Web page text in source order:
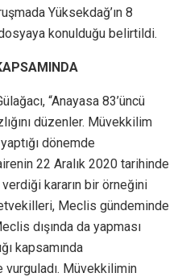
Yüksekdağ’ın 8
dosyaya konulduğu belirtildi.
“Anayasa 83’üncü
düzenler. Müvekkilim
dönemde
22 Aralık 2020 tarihinde
kararın bir örneğini
Meclis gündeminde
dışında da yapması
kapsamında
Müvekkilimin